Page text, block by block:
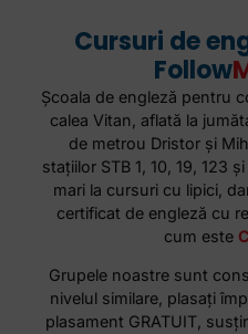
Cursuri de
Follow
Școala de engleză pentru
calea Vitan, aflată la
de metrou Dristor și
stațiilor STB 1, 10, 19, 123
mari la cursuri cu lipici,
certificat de engleză cu
cum este
Grupele noastre sunt
nivelul similare, plasați
plasament GRATUIT,